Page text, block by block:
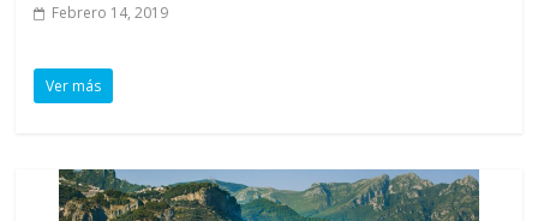
Febrero 14, 2019
Ver más